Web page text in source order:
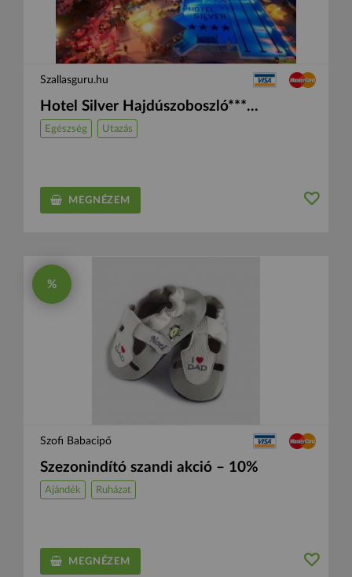
Szallasguru.hu
Hotel Silver Hajdúszoboszló***...
Egészség Utazás
MEGNÉZEM
%
Szofi Babacipő
Szezonindító szandi akció – 10%
Ajándék Ruházat
MEGNÉZEM